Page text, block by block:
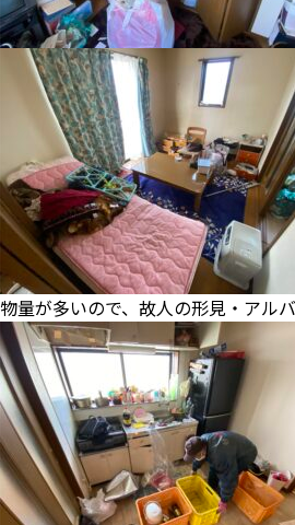
物量が多いので、故人の形見・アル